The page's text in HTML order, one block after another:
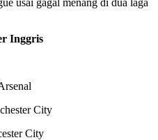
Inggris
City
City